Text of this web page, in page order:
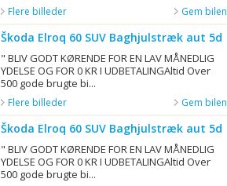
Gem bilen
Flere billeder
Škoda Elroq 60 SUV Baghjulstræk aut 5d
" BLIV GODT KØRENDE FOR EN LAV MÅNEDLIG
YDELSE OG FOR 0 KR I UDBETALINGAltid Over
500 gode brugte bi...
Gem bilen
Flere billeder
Škoda Elroq 60 SUV Baghjulstræk aut 5d
" BLIV GODT KØRENDE FOR EN LAV MÅNEDLIG
YDELSE OG FOR 0 KR I UDBETALINGAltid Over
500 gode brugte bi...